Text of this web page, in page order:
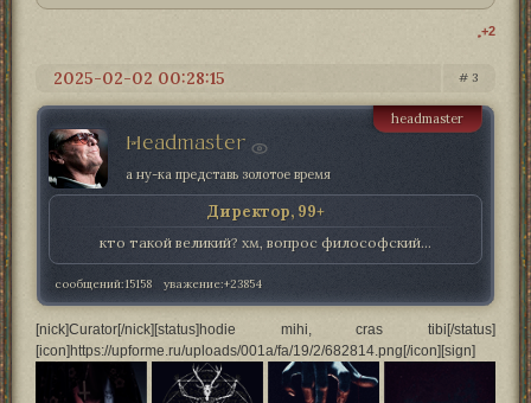
+2
3
2025-02-02 00:28:15
Headmaster
headmaster
а ну-ка представь золотое время
Директор, 99+
кто такой великий? хм, вопрос философский...
сообщений:15158 уважение:+23854
[nick]Curator[/nick][status]hodie mihi, cras tibi[/status]
[icon]https://upforme.ru/uploads/001a/fa/19/2/682814.png[/icon][sign]